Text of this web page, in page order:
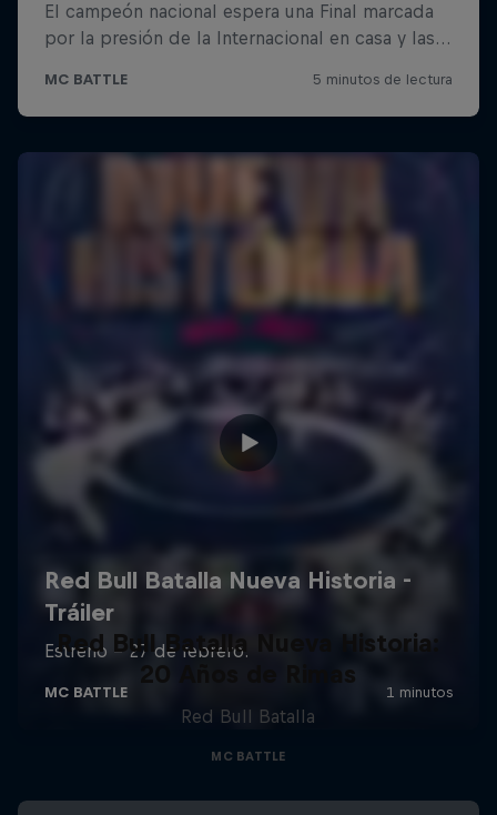
Red Bull Batalla Nueva Historia:
20 Años de Rimas
Red Bull Batalla
MC BATTLE